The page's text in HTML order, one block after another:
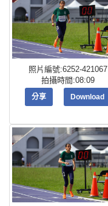
照片編號:6252-421067
拍攝時間:08:09
分享 Download